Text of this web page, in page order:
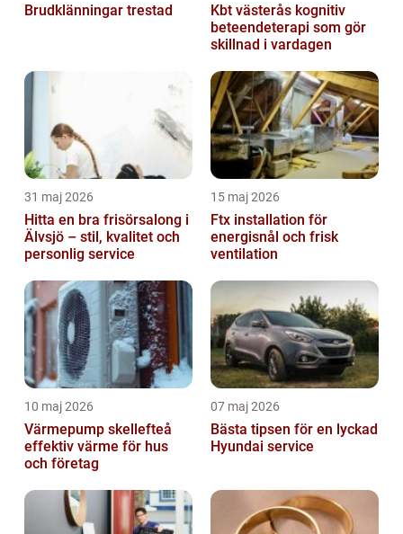
Brudklänningar trestad
Kbt västerås kognitiv
beteendeterapi som gör
skillnad i vardagen
31 maj 2026
Hitta en bra frisörsalong i
Älvsjö – stil, kvalitet och
personlig service
15 maj 2026
Ftx installation för
energisnål och frisk
ventilation
10 maj 2026
Värmepump skellefteå
effektiv värme för hus
och företag
07 maj 2026
Bästa tipsen för en lyckad
Hyundai service